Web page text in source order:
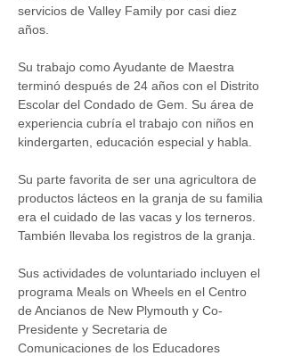
servicios de Valley Family por casi diez
años.
Su trabajo como Ayudante de Maestra
terminó después de 24 años con el Distrito
Escolar del Condado de Gem. Su área de
experiencia cubría el trabajo con niños en
kindergarten, educación especial y habla.
Su parte favorita de ser una agricultora de
productos lácteos en la granja de su familia
era el cuidado de las vacas y los terneros.
También llevaba los registros de la granja.
Sus actividades de voluntariado incluyen el
programa Meals on Wheels en el Centro
de Ancianos de New Plymouth y Co-
Presidente y Secretaria de
Comunicaciones de los Educadores